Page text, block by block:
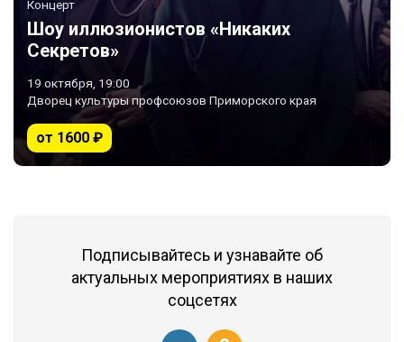
Концерт
Шоу иллюзионистов «Никаких
Секретов»
19 октября, 19:00
Дворец культуры профсоюзов Приморского края
от 1600 ₽
Подписывайтесь и узнавайте об
актуальных мероприятиях в наших
соцсетях